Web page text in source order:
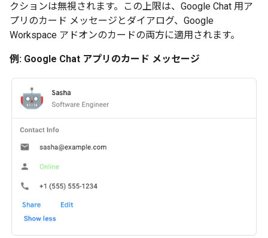
クションは無視されます。この上限は、Google Chat 用ア
プリのカード メッセージとダイアログ、Google
Workspace アドオンのカードの両方に適用されます。
例: Google Chat アプリのカード メッセージ